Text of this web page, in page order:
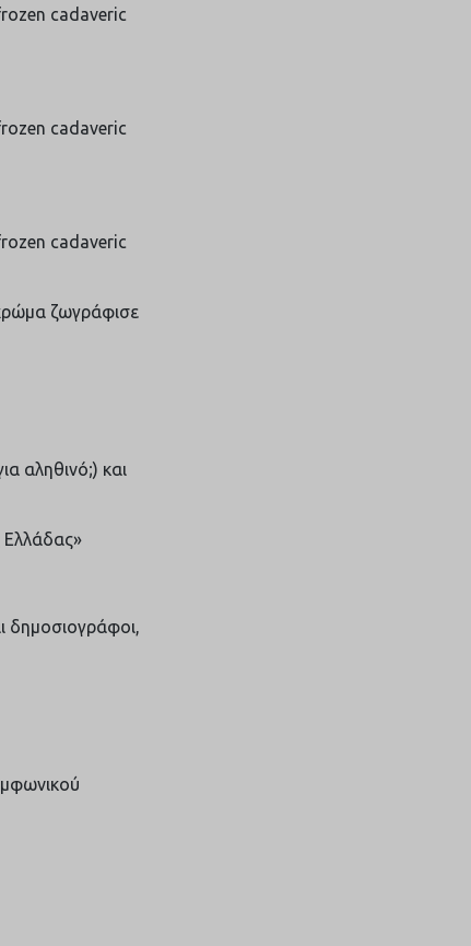
cadaveric
cadaveric
cadaveric
ζωγράφισε
αληθινό;) και
Ελλάδας»
δημοσιογράφοι,